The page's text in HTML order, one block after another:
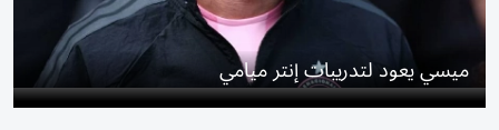
ميسي يعود لتدريبات إنتر ميامي